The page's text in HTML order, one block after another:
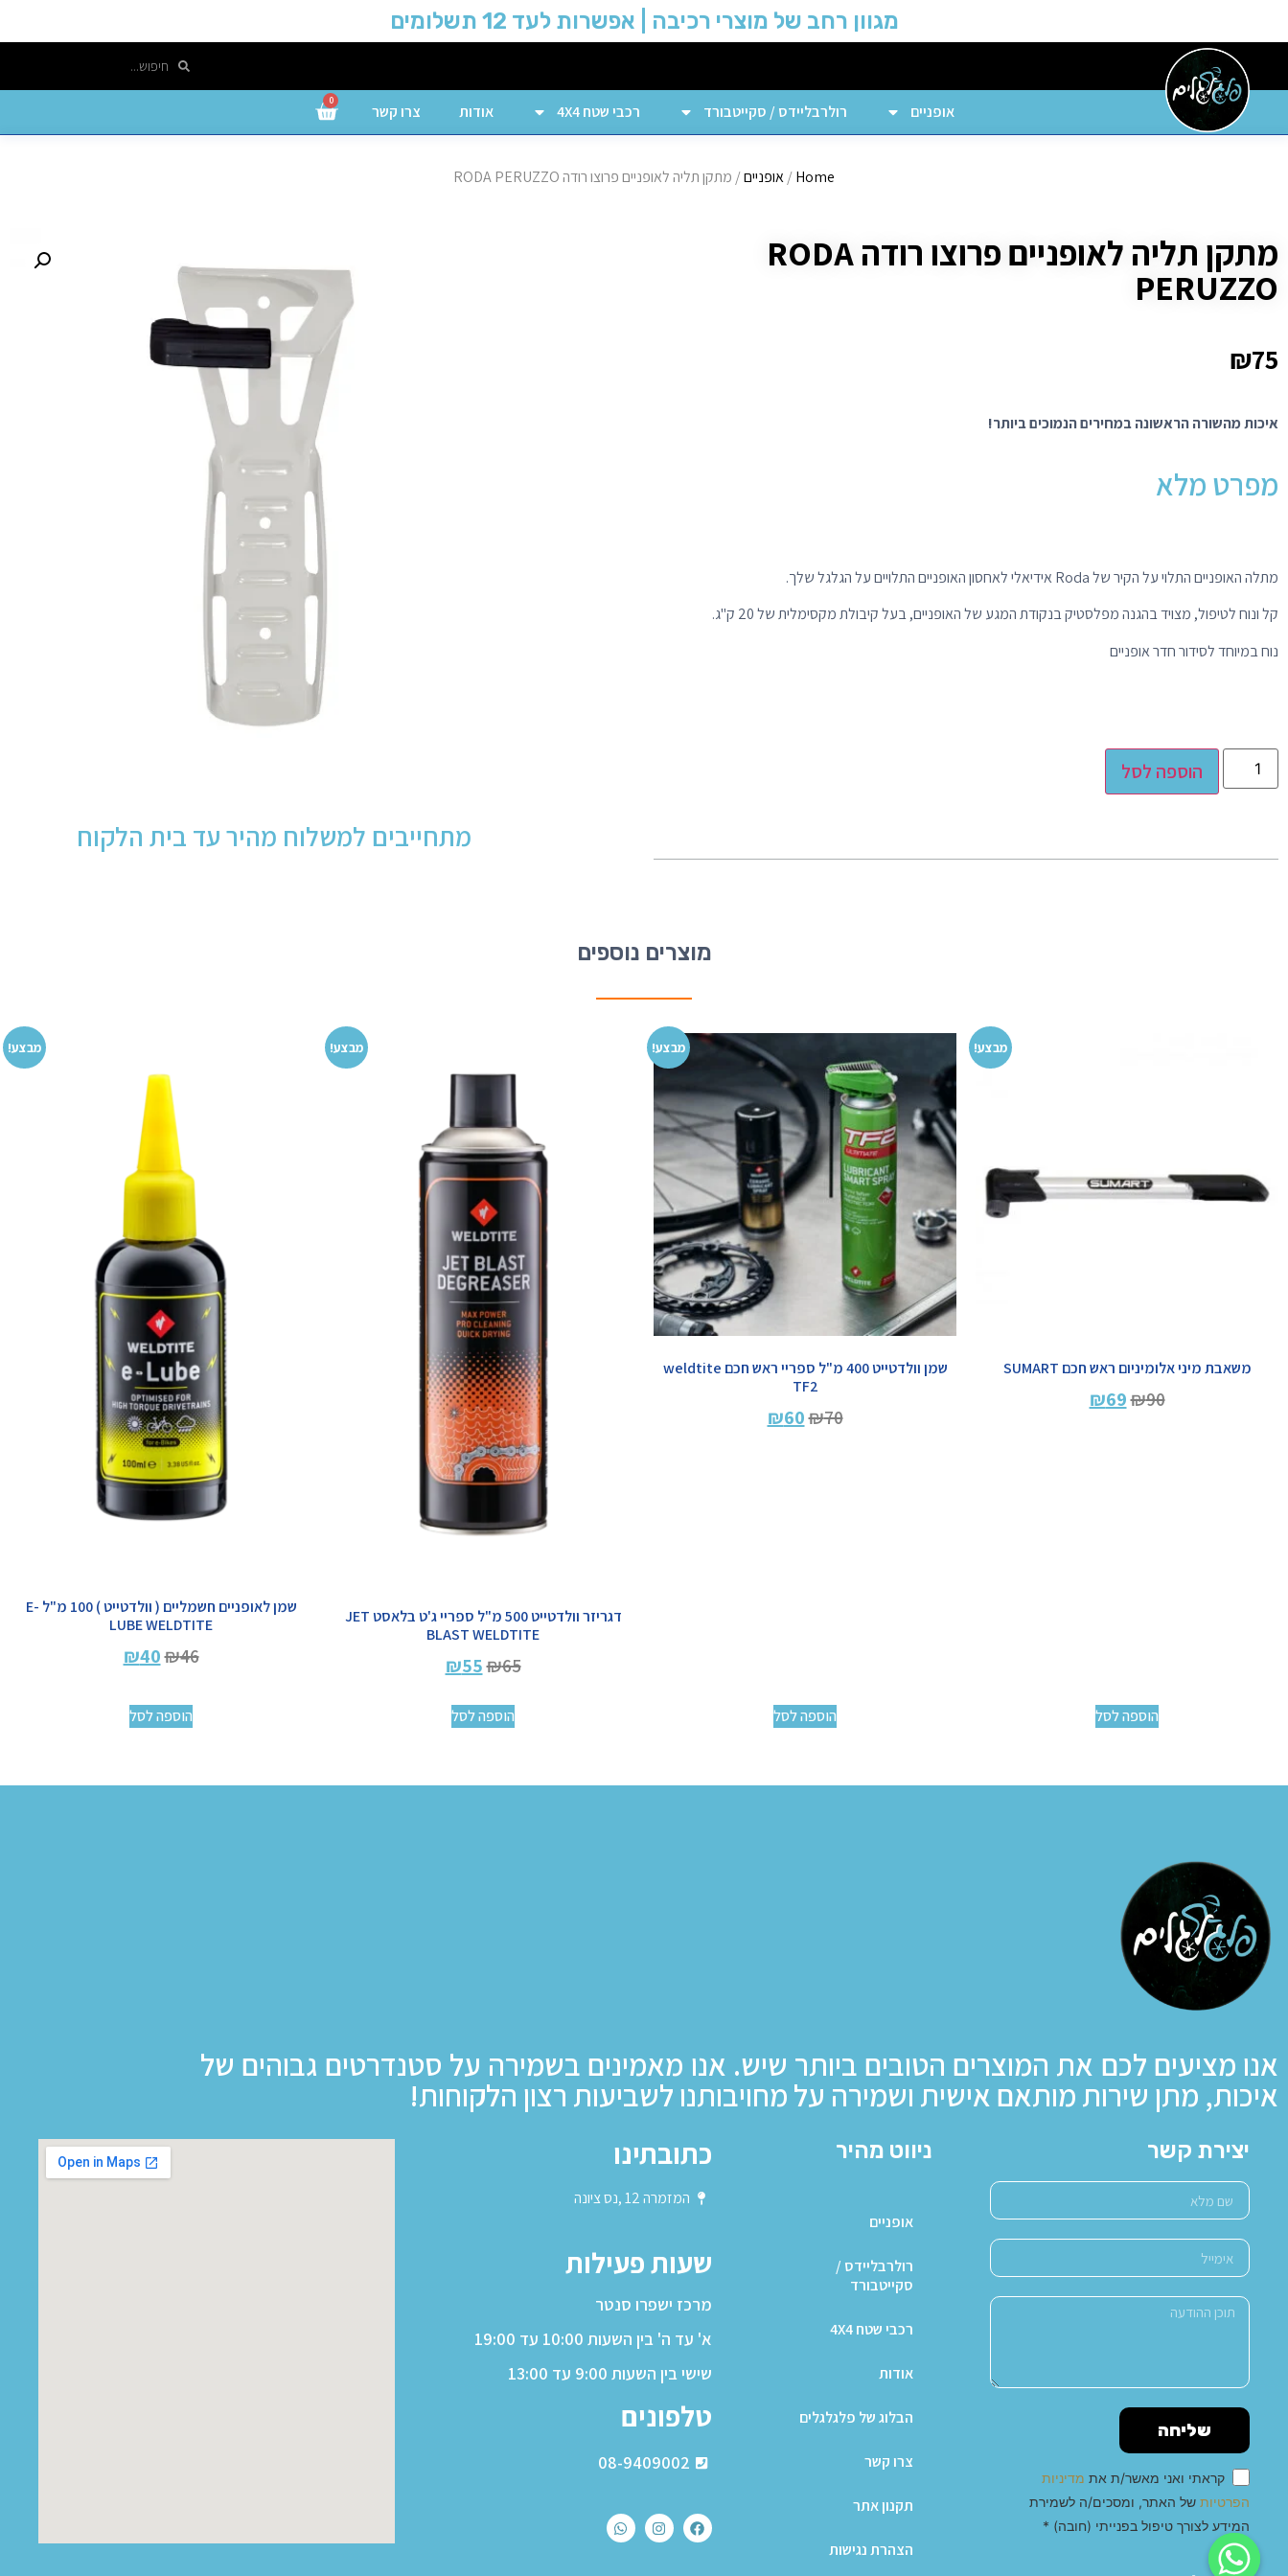
מגוון רחב של מוצרי רכיבה | אפשרות לעד 12 תשלומים
אופניים רולרבליידס / סקייטבורד רכבי שטח 4X4 אודות צרו קשר
0
Home
/אופניים/ מתקן תליה לאופניים פרוצו רודה RODA PERUZZO
מתקן תליה לאופניים פרוצו רודה RODA
PERUZZO
₪75
איכות מהשורה הראשונה במחירים הנמוכים ביותר!
מפרט מלא
מתלה האופניים התלוי על הקיר של Roda אידיאלי לאחסון האופניים התלויים על הגלגל שלך.
קל ונוח לטיפול, מצויד בהגנה מפלסטיק בנקודת המגע של האופניים, בעל קיבולת מקסימלית של 20 ק"ג.
נוח במיוחד לסידור חדר אופניים
הוספה לסל
מתחייבים למשלוח מהיר עד בית הלקוח
מוצרים נוספים
מבצע!
משאבת מיני אלומיניום ראש חכם SUMART
₪90
₪69
הוספה לסל
מבצע!
שמן וולדטייט 400 מ"ל ספריי ראש חכם weldtite
TF2
₪70
₪60
הוספה לסל
מבצע!
דגריזר וולדטייט 500 מ"ל ספריי ג'ט בלאסט JET
BLAST WELDTITE
₪65
₪55
הוספה לסל
מבצע!
שמן לאופניים חשמליים ( וולדטייט ) 100 מ"ל E-
LUBE WELDTITE
₪46
₪40
הוספה לסל
אנו מציעים לכם את המוצרים הטובים ביותר שיש. אנו מאמינים בשמירה על סטנדרטים גבוהים של
איכות, מתן שירות מותאם אישית ושמירה על מחויבותנו לשביעות רצון הלקוחות!
יצירת קשר
שליחה
קראתי ואני מאשר/ת את מדיניות
הפרטיות של האתר, ומסכים/ה לשמירת
המידע לצורך טיפול בפנייתי (חובה) *
Alternative:
ניווט מהיר
אופניים
רולרבליידס /
סקייטבורד
רכבי שטח 4X4
אודות
הבלוג של פלגלגלים
צרו קשר
תקנון אתר
הצהרת נגישות
כתובתינו
המזמרה 12 ,נס ציונה
שעות פעילות
מרכז ישפרו סנטר
א' עד ה' בין השעות 10:00 עד 19:00
שישי בין השעות 9:00 עד 13:00
טלפונים
08-9409002